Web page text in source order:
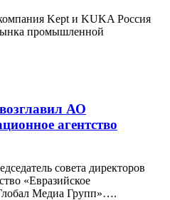
Kept и KUKA Россия
промышленной
АО
агентство
совета директоров
«Евразийское
Медиа Групп»….